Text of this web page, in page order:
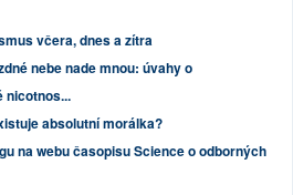
včera, dnes a zítra
nebe nade mnou: úvahy o
nicotnos...
absolutní morálka?
na webu časopisu Science o odborných